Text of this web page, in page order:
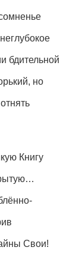
бдительной
но
Книгу
Свои!